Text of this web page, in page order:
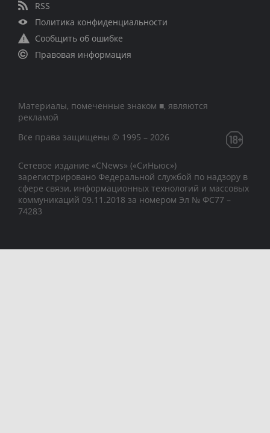
RSS
Политика конфиденциальности
Сообщить об ошибке
Правовая информация
Материалы, помеченные знаком ■, являются
рекламой
Все права защищены © 1995 – 2026
Сетевое издание «CNews» («СиНьюс»)
зарегистрировано Федеральной службой по надзору в
сфере связи, информационных технологий и массовых
коммуникаций 09.11.2018 за номером Эл № ФС77 –
74283